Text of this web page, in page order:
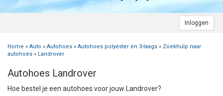
Inloggen
FIETSENDRAGER VOOR ELEKTRISCHE FIETSEN
TWINNY LOAD ONDERDELEN
FORD
OPEL
+
AUTOHOES POLYESTER EN 3-LAAGS
DAKHOES POLYESTER
WIELDOPPEN
12 INCH
LAADKABEL ELEKTRISCHE AUTO
+
ZOEKHULP NAAR CAMPERHOES
INFORMATIE OVER CAMPERHOEZEN
SNEEUWKETTINGEN
PECH ONDERWEG
ACCESSOIRES
INFORMATIE OVER STEKKERS & STEKKERDOZEN
ONDERDELEN
+
ACCULADER
ACCESSOIRES
CARAVAN
ACCULADER
TOPDEALS
Home » Auto » Autohoes » Autohoes polyester en 3-laags » Zoekhulp naar
autohoes » Landrover
Autohoes Landrover
Hoe bestel je een autohoes voor jouw Landrover?